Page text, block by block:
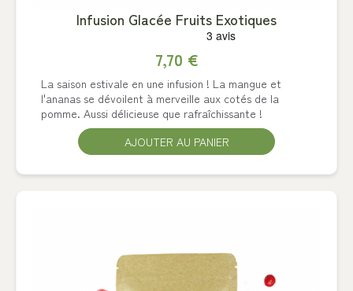
Infusion Glacée Fruits Exotiques
7,70 €
La saison estivale en une infusion ! La mangue et
l'ananas se dévoilent à merveille aux cotés de la
pomme. Aussi délicieuse que rafraîchissante !
AJOUTER AU PANIER